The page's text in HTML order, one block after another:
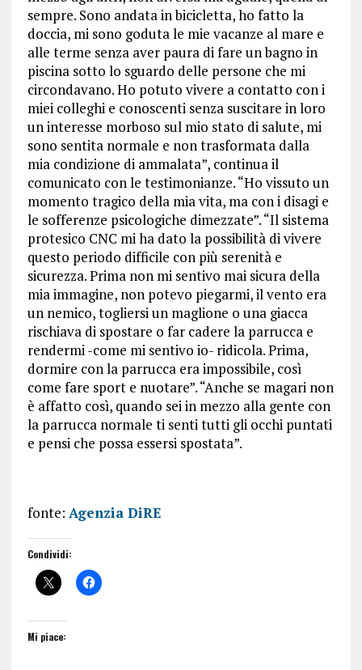
sempre. Sono andata in bicicletta, ho fatto la
doccia, mi sono goduta le mie vacanze al mare e
alle terme senza aver paura di fare un bagno in
piscina sotto lo sguardo delle persone che mi
circondavano. Ho potuto vivere a contatto con i
miei colleghi e conoscenti senza suscitare in loro
un interesse morboso sul mio stato di salute, mi
sono sentita normale e non trasformata dalla
mia condizione di ammalata”, continua il
comunicato con le testimonianze. “Ho vissuto un
momento tragico della mia vita, ma con i disagi e
le sofferenze psicologiche dimezzate”. “Il sistema
protesico CNC mi ha dato la possibilità di vivere
questo periodo difficile con più serenità e
sicurezza. Prima non mi sentivo mai sicura della
mia immagine, non potevo piegarmi, il vento era
un nemico, togliersi un maglione o una giacca
rischiava di spostare o far cadere la parrucca e
rendermi -come mi sentivo io- ridicola. Prima,
dormire con la parrucca era impossibile, così
come fare sport e nuotare”. “Anche se magari non
è affatto così, quando sei in mezzo alla gente con
la parrucca normale ti senti tutti gli occhi puntati
e pensi che possa essersi spostata”.
fonte: Agenzia DiRE
Condividi:
Mi piace: